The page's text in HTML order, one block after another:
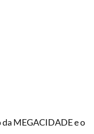
MEGACIDADE e o